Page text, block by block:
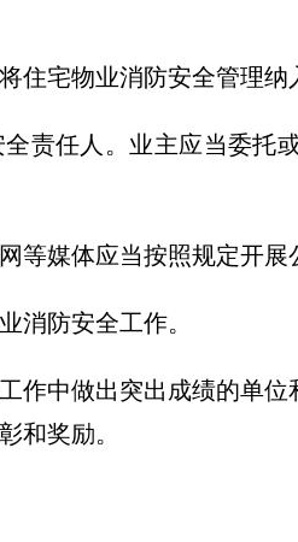
住宅物业消防安全管理
责任人。业主应当委托
等媒体应当按照规定开展
消防安全工作。
作中做出突出成绩的单
和奖励。